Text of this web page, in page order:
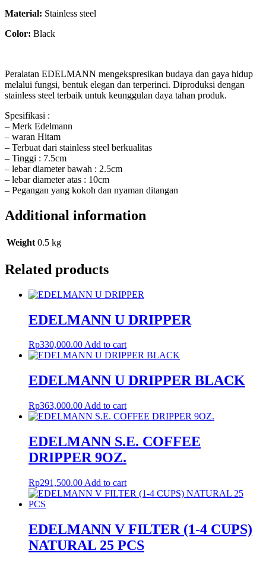
Material: Stainless steel
Color: Black
Peralatan EDELMANN mengekspresikan budaya dan gaya hidup
melalui fungsi, bentuk elegan dan terperinci. Diproduksi dengan
stainless steel terbaik untuk keunggulan daya tahan produk.
Spesifikasi :
– Merk Edelmann
– waran Hitam
– Terbuat dari stainless steel berkualitas
– Tinggi : 7.5cm
– lebar diameter bawah : 2.5cm
– lebar diameter atas : 10cm
– Pegangan yang kokoh dan nyaman ditangan
Additional information
Weight 0.5 kg
Related products
EDELMANN U DRIPPER
Rp330,000.00Add to cart
EDELMANN U DRIPPER BLACK
Rp363,000.00 Add to cart
EDELMANN S.E. COFFEE
DRIPPER 9OZ.
Rp291,500.00 Add to cart
EDELMANN V FILTER (1-4 CUPS)
NATURAL 25 PCS